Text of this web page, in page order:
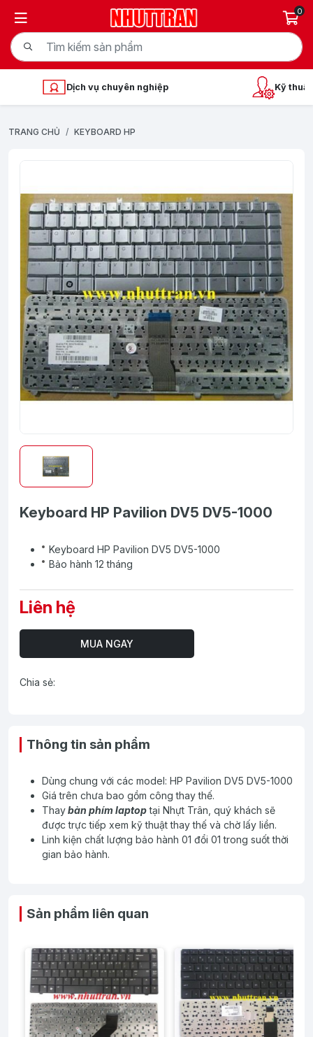
0
Dịch vụ chuyên nghiệp Kỹ
TRANG CHỦ KEYBOARD HP
Keyboard HP Pavilion DV5 DV5-1000
Keyboard HP Pavilion DV5 DV5-1000
Bảo hành 12 tháng
Liên hệ
MUA NGAY
Chia sẻ:
Thông tin sản phẩm
Dùng chung với các model: HP Pavilion DV5 DV5-1000
Giá trên chưa bao gồm công thay thế.
Thaybàn phím laptoptại Nhựt Trân, quý khách sẽ
được trực tiếp xem kỹ thuật thay thế và chờ lấy liền.
Linh kiện chất lượng bảo hành 01 đổi 01 trong suốt thời
gian bảo hành.
Sản phẩm liên quan